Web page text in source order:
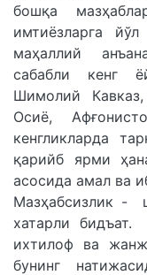
бошқа
имтиёзларга
маҳаллий
сабабли кенг
Шимолий
Осиё,
кенгликларда
қарийб ярми
асосида амал ва
Мазҳабсизлик -
хатарли
ихтилоф ва
бунинг